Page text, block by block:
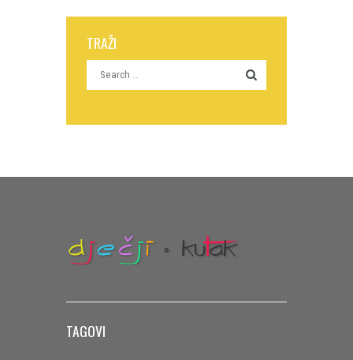
TRAŽI
TAGOVI